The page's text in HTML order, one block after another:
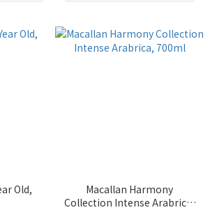
Old,
Macallan Harmony
Collection Intense Arabrica,